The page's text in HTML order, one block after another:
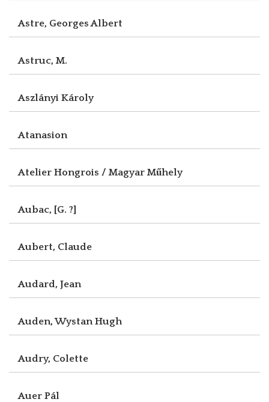
Astre, Georges Albert
Astruc, M.
Aszlányi Károly
Atanasion
Atelier Hongrois / Magyar Műhely
Aubac, [G. ?]
Aubert, Claude
Audard, Jean
Auden, Wystan Hugh
Audry, Colette
Auer Pál